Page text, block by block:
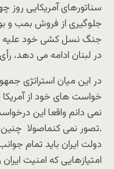
سناتورهای آمریکایی روز
جلوگیری از فروش بمب و
جنگ نسل کشی خود علیه
در لبنان ادامه می دهد،
در این میان استراتژی
خواست های خود از
نمی دانم واقعا این
.تصور نمی کنماصولا
دولت ایران باید تمام
امتیازهایی که امنیت